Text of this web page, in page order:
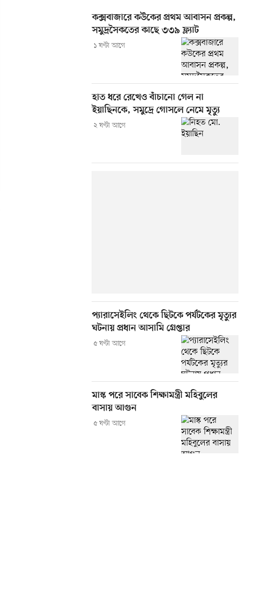
কক্সবাজারে কউকের প্রথম আবাসন প্রকল্প,
সমুদ্রসৈকতের কাছে ৩৩৯ ফ্ল্যাট
১ ঘণ্টা আগে
হাত ধরে রেখেও বাঁচানো গেল না
ইয়াছিনকে, সমুদ্রে গোসলে নেমে মৃত্যু
২ ঘণ্টা আগে
প্যারাসেইলিং থেকে ছিটকে পর্যটকের মৃত্যুর
ঘটনায় প্রধান আসামি গ্রেপ্তার
৫ ঘণ্টা আগে
মাস্ক পরে সাবেক শিক্ষামন্ত্রী মহিবুলের
বাসায় আগুন
৫ ঘণ্টা আগে